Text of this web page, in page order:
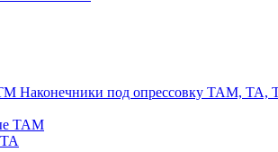
Наконечники под опрессовку ТАМ,
ТАМ